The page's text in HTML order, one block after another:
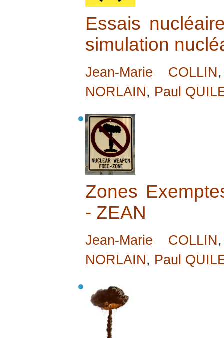
Essais
simulation
Jean-Marie COLLIN
NORLAIN, Paul
Zones
- ZEAN
Jean-Marie COLLIN
NORLAIN, Paul